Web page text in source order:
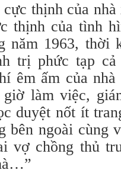
thịnh của
thịnh của tình
năm 1963, thời
trị phức tạp
êm ấm của
làm việc,
duyệt nốt ít
bên ngoài cùng
vợ chồng thủ